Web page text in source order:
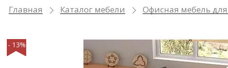
Главная Каталог мебели Офисная мебель
- 13%